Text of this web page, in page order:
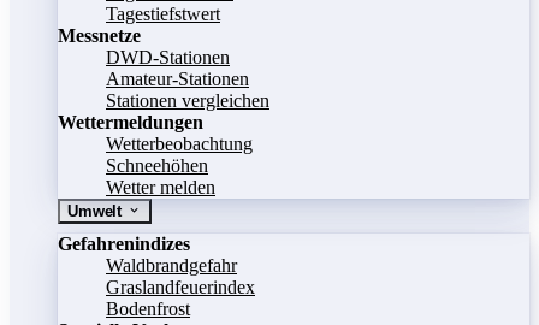
Tagestiefstwert
Messnetze
DWD-Stationen
Amateur-Stationen
Stationen vergleichen
Wettermeldungen
Wetterbeobachtung
Schneehöhen
Wetter melden
Umwelt
Gefahrenindizes
Waldbrandgefahr
Graslandfeuerindex
Bodenfrost